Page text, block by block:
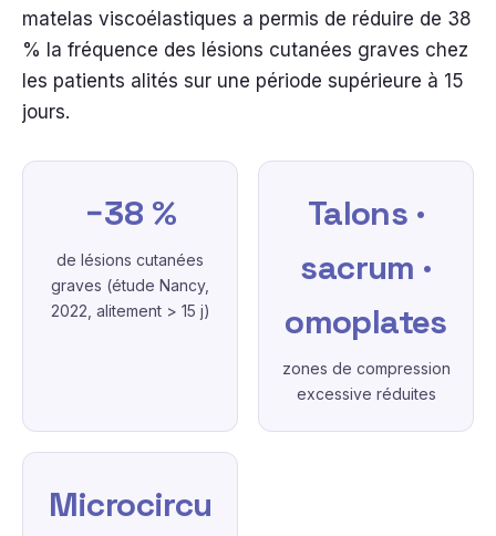
matelas viscoélastiques a permis de réduire de 38
% la fréquence des lésions cutanées graves chez
les patients alités sur une période supérieure à 15
jours.
−38 %
de lésions cutanées
graves (étude Nancy,
2022, alitement > 15 j)
Talons ·
sacrum ·
omoplates
zones de compression
excessive réduites
Microcircu